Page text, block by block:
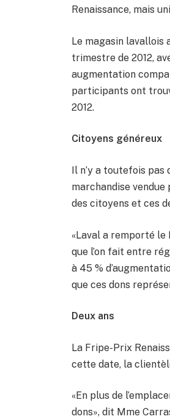
Renaissance, mais
Le magasin lavallois
trimestre de 2012,
augmentation
participants ont
2012.
Citoyens généreux
Il n’y a toutefois pas
marchandise
des citoyens et ces
«Laval a remporté le
que l’on fait entre
à 45 %
que ces dons
Deux ans
La Fripe-Prix
cette date, la
«En plus de
dons», dit Mme